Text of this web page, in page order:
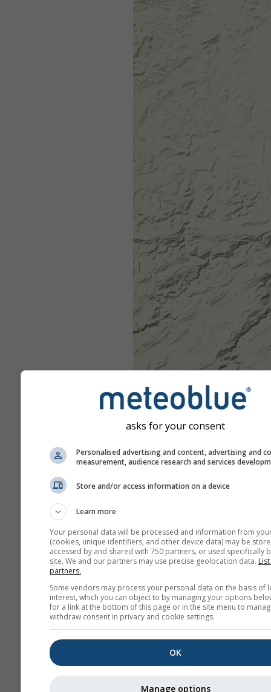
asks for your consent
Personalised advertising and content, advertising and
measurement, audience research and services
Store and/or access information on a device
Learn more
Your personal data will be processed and information from
(cookies, unique identifiers, and other device data) may be
accessed by and shared with 750 partners, or used specifically
site. We and our partners may use precise geolocation data.
partners.
Some vendors may process your personal data on the basis of
interest, which you can object to by managing your options
for a link at the bottom of this page or in the site menu to
withdraw consent in privacy and cookie settings.
OK
Manage options